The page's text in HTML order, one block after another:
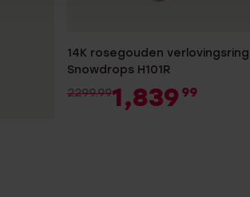
14K rosegouden
Snowdrops H101R
2299.991,839 99